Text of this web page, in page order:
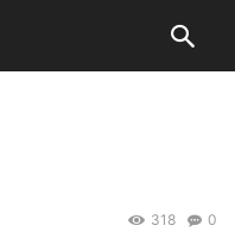
0
318